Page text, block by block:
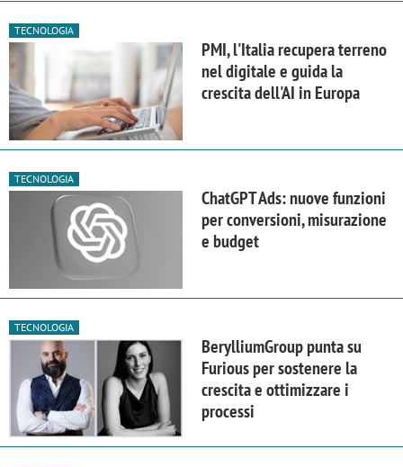
TECNOLOGIA
PMI, l'Italia recupera terreno
nel digitale e guida la
crescita dell'AI in Europa
TECNOLOGIA
ChatGPT Ads: nuove funzioni
per conversioni, misurazione
e budget
TECNOLOGIA
BerylliumGroup punta su
Furious per sostenere la
crescita e ottimizzare i
processi